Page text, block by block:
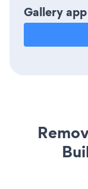
Gallery